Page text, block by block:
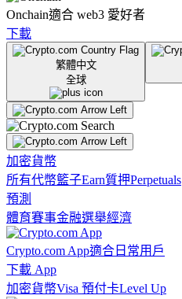
Onchain適合 web3 愛好者
下載
繁體中文
全球
加密貨幣
所有代幣籃子Earn質押Perpetuals
預測
體育賽事金融選舉經濟
Crypto.com App適合日常用戶
下載 App
加密貨幣Visa 預付卡Level Up